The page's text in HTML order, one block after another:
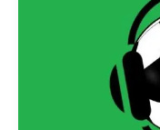
Deschamps